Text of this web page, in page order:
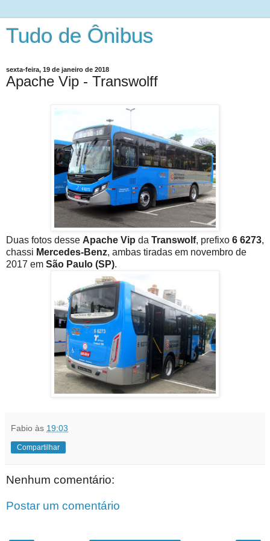
Tudo de Ônibus
sexta-feira, 19 de janeiro de 2018
Apache Vip - Transwolff
Duas fotos desse Apache Vip da Transwolf, prefixo 6 6273,
chassi Mercedes-Benz, ambas tiradas em novembro de
2017 em São Paulo (SP).
Fabio às 19:03
Compartilhar
Nenhum comentário:
Postar um comentário